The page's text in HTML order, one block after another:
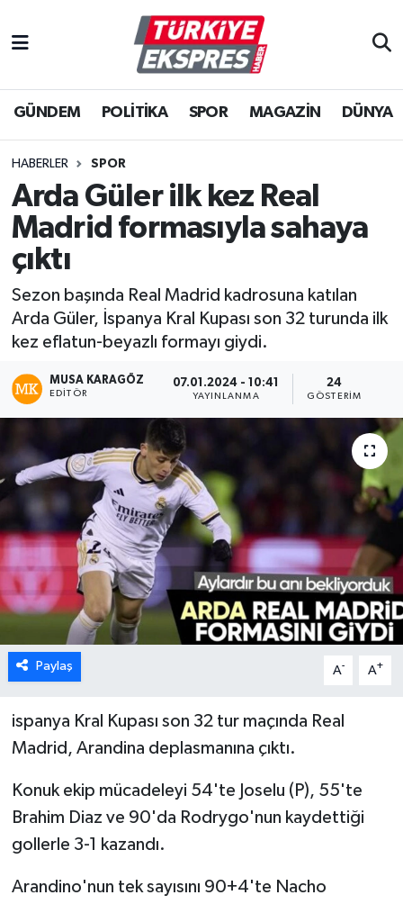
GÜNDEM POLİTİKA SPOR MAGAZİN DÜNYA
HABERLER SPOR
Arda Güler ilk kez Real
Madrid formasıyla sahaya
çıktı
Sezon başında Real Madrid kadrosuna katılan
Arda Güler, İspanya Kral Kupası son 32 turunda ilk
kez eflatun-beyazlı formayı giydi.
MUSA KARAGÖZ
EDITÖR
07.01.2024 - 10:41
YAYINLANMA
24
GÖSTERIM
Paylaş A- A+
ispanya Kral Kupası son 32 tur maçında Real
Madrid, Arandina deplasmanına çıktı.
Konuk ekip mücadeleyi 54'te Joselu (P), 55'te
Brahim Diaz ve 90'da Rodrygo'nun kaydettiği
gollerle 3-1 kazandı.
Arandino'nun tek sayısını 90+4'te Nacho
İstanbul Nöbetçi Eczaneler
İstanbul Hava Durumu
İstanbul Namaz Vakitleri
İstanbul Trafik Yoğunluk Haritası
Süper Lig Puan Durumu ve Fikstür
Tüm Manşetler
Son Dakika Haberleri
Haber Arşivi